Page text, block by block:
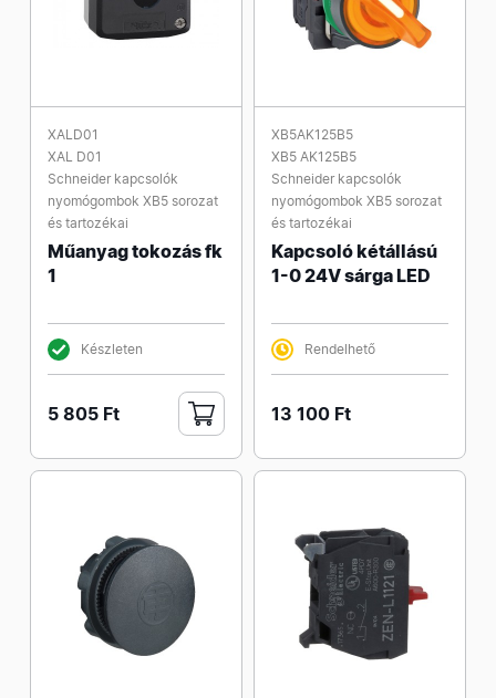
XALD01
XAL D01
Schneider kapcsolók
nyomógombok XB5 sorozat
és tartozékai
Műanyag tokozás fk
1
Készleten
5 805 Ft
XB5AK125B5
XB5 AK125B5
Schneider kapcsolók
nyomógombok XB5 sorozat
és tartozékai
Kapcsoló kétállású
1-0 24V sárga LED
Rendelhető
13 100 Ft